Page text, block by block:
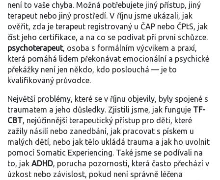
není to vaše chyba. Možná potřebujete jiný přístup, jiný
terapeut nebo jiný prostředí. V říjnu jsme ukázali, jak
ověřit, zda je terapeut registrovaný u ČAP nebo ČPtS, jak
číst jeho certifikace, a na co se podívat při první schůzce.
psychoterapeut, osoba s formálním výcvikem a praxí,
která pomáhá lidem překonávat emocionální a psychické
překážky není jen někdo, kdo poslouchá — je to
kvalifikovaný průvodce.
Největší problémy, které se v říjnu objevily, byly spojené s
traumatem a jeho důsledky. Zjistili jsme, jak funguje TF-
CBT, nejúčinnější terapeutický přístup pro děti, které
zažily násilí nebo zanedbání, jak pracovat s pískem u
malých dětí, nebo jak tělo ukládá trauma a jak ho uvolnit
pomocí Somatic Experiencing. Také jsme se podívali na
to, jak ADHD, porucha pozornosti, která často přechází v
úzkost nebo závislost, pokud není správně léčena